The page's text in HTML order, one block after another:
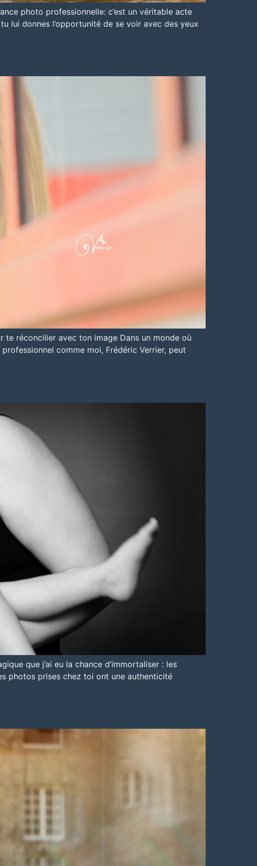
photo professionnelle: c’est un véritable acte
lui donnes l’opportunité de se voir avec des yeux
réconcilier avec ton image Dans un monde où
comme moi, Frédéric Verrier, peut
que j’ai eu la chance d’immortaliser : les
photos prises chez toi ont une authenticité